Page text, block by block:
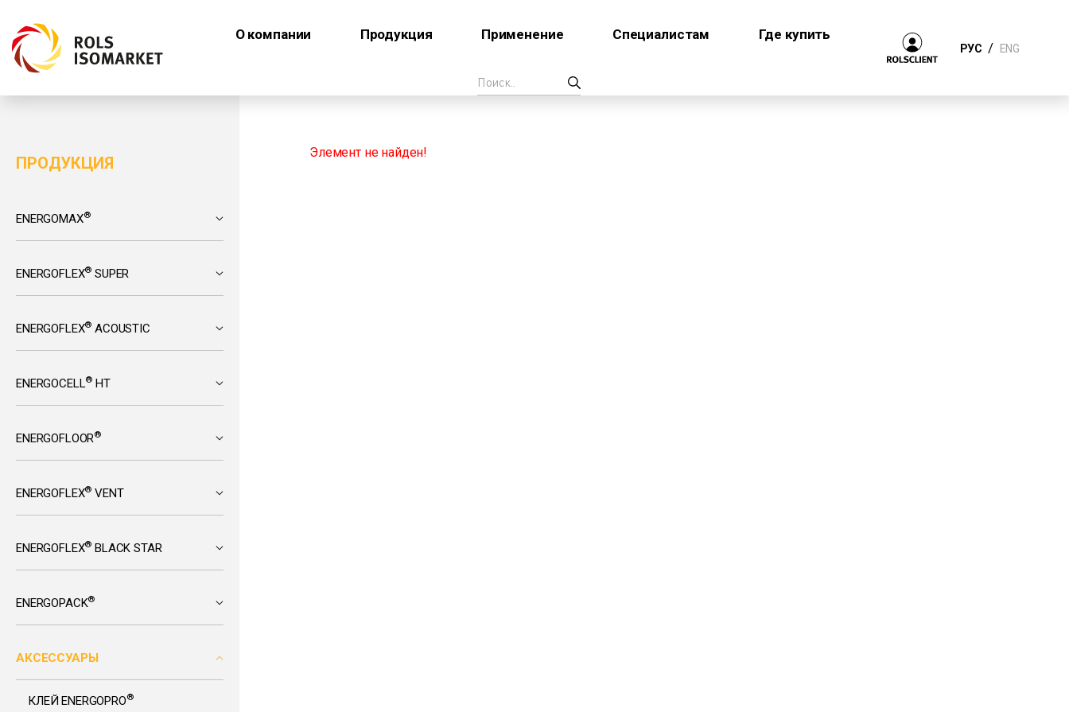
О компании Продукция Применение Специалистам Где купить
РУС / ENG
ПРОДУКЦИЯ
ENERGOMAX®
ENERGOFLEX® SUPER
ENERGOFLEX® ACOUSTIC
ENERGOCELL® HT
ENERGOFLOOR®
ENERGOFLEX® VENT
ENERGOFLEX® BLACK STAR
ENERGOPACK®
АКСЕССУАРЫ
КЛЕЙ ENERGOPRO®
Элемент не найден!